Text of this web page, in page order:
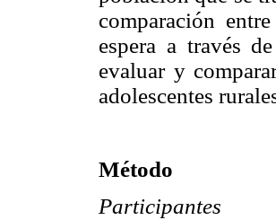
comparación
espera a través
evaluar y
adolescentes
Método
Participantes